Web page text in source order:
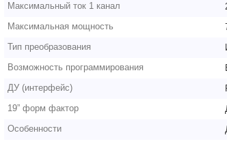
Максимальный ток 1 канал
Максимальная мощность
Тип преобразования
Возможность программирования
ДУ (интерфейс)
19” форм фактор
Особенности